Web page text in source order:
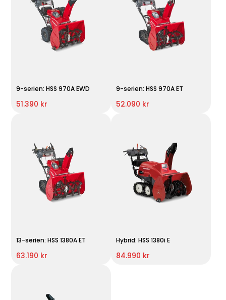
9-serien: HSS 970A EWD
51.390 kr
9-serien: HSS 970A ET
52.090 kr
13-serien: HSS 1380A ET
63.190 kr
Hybrid: HSS 1380i E
84.990 kr